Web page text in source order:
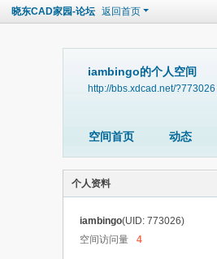
晓东CAD家园-论坛 返回首页
iambingo的个人空间
http://bbs.xdcad.net/?773026
空间首页 动态
个人资料
iambingo(UID: 773026)
空间访问量
4